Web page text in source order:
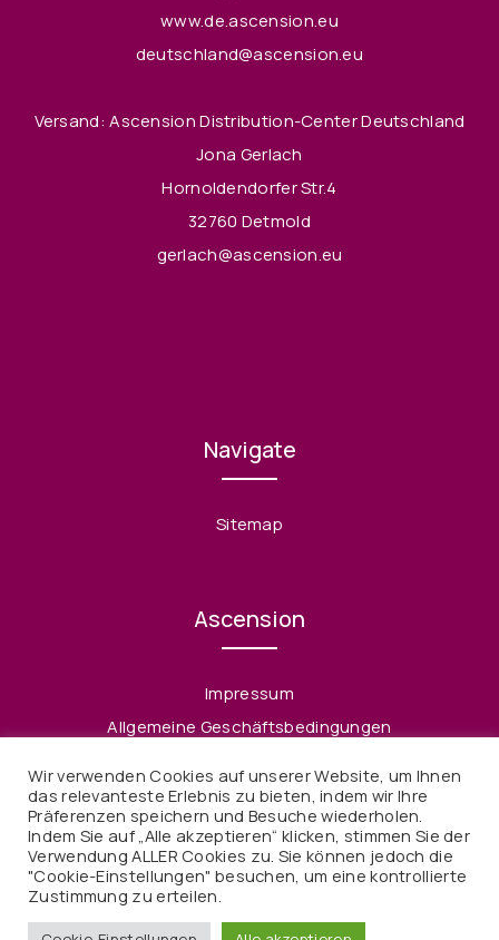
www.de.ascension.eu
deutschland@ascension.eu
Versand: Ascension Distribution-Center Deutschland
Jona Gerlach
Hornoldendorfer Str.4
32760 Detmold
gerlach@ascension.eu
Navigate
Sitemap
Ascension
Impressum
Allgemeine Geschäftsbedingungen
Widerruf
© 2021 Ascension. Alle Rechte vorbehalten
Wir verwenden Cookies auf unserer Website, um Ihnen
das relevanteste Erlebnis zu bieten, indem wir Ihre
Präferenzen speichern und Besuche wiederholen.
Indem Sie auf „Alle akzeptieren“ klicken, stimmen Sie der
Verwendung ALLER Cookies zu. Sie können jedoch die
"Cookie-Einstellungen" besuchen, um eine kontrollierte
Zustimmung zu erteilen.